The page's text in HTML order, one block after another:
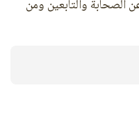
الصحابة والتابعين ومن